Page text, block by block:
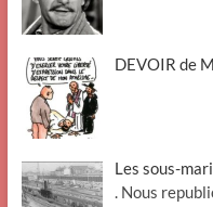
DEVOIR de
Les sous-
. Nous